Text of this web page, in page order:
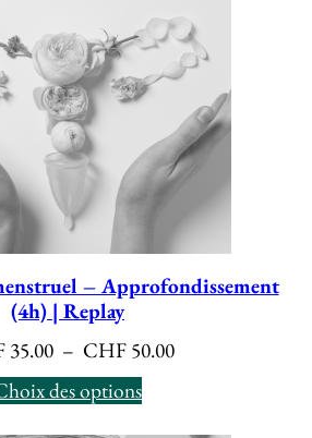
– Approfondissement
(4h) | Replay
35.00 – CHF50.00Plage
CHF 35.00
des options